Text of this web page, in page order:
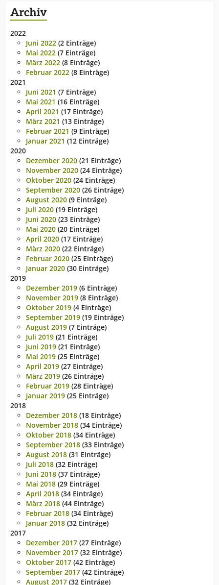
Archiv
2022
Juni 2022 (2 Einträge)
Mai 2022 (7 Einträge)
März 2022 (8 Einträge)
Februar 2022 (8 Einträge)
2021
Juni 2021 (7 Einträge)
Mai 2021 (16 Einträge)
April 2021 (17 Einträge)
März 2021 (13 Einträge)
Februar 2021 (9 Einträge)
Januar 2021 (12 Einträge)
2020
Dezember 2020 (21 Einträge)
November 2020 (24 Einträge)
Oktober 2020 (24 Einträge)
September 2020 (26 Einträge)
August 2020 (9 Einträge)
Juli 2020 (19 Einträge)
Juni 2020 (23 Einträge)
Mai 2020 (20 Einträge)
April 2020 (17 Einträge)
März 2020 (22 Einträge)
Februar 2020 (25 Einträge)
Januar 2020 (30 Einträge)
2019
Dezember 2019 (6 Einträge)
November 2019 (8 Einträge)
Oktober 2019 (4 Einträge)
September 2019 (19 Einträge)
August 2019 (7 Einträge)
Juli 2019 (21 Einträge)
Juni 2019 (21 Einträge)
Mai 2019 (25 Einträge)
April 2019 (27 Einträge)
März 2019 (26 Einträge)
Februar 2019 (28 Einträge)
Januar 2019 (25 Einträge)
2018
Dezember 2018 (18 Einträge)
November 2018 (34 Einträge)
Oktober 2018 (34 Einträge)
September 2018 (33 Einträge)
August 2018 (31 Einträge)
Juli 2018 (32 Einträge)
Juni 2018 (37 Einträge)
Mai 2018 (29 Einträge)
April 2018 (34 Einträge)
März 2018 (44 Einträge)
Februar 2018 (34 Einträge)
Januar 2018 (32 Einträge)
2017
Dezember 2017 (27 Einträge)
November 2017 (32 Einträge)
Oktober 2017 (42 Einträge)
September 2017 (42 Einträge)
August 2017 (32 Einträge)